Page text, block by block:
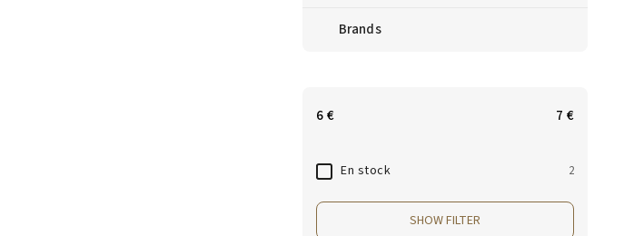
Brands
6€ 7 €
En stock 2
SHOW FILTER